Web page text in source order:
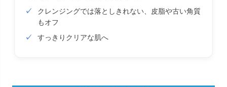
クレンジングでは落としきれない、皮脂や古い角質
もオフ
すっきりクリアな肌へ